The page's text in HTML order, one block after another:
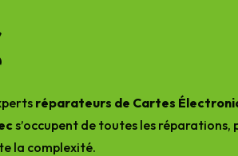
réparateurs de Cartes
s’occupent de toutes les réparations,
la complexité.